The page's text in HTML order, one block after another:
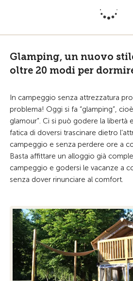
Glamping, un nuovo
oltre 20 modi per
In campeggio senza attrezzatura
problema! Oggi si fa “glamping”,
glamour”. Ci si può godere la libertà
fatica di doversi trascinare dietro
campeggio e senza perdere ore a
Basta affittare un alloggio già
campeggio e godersi le vacanze a
senza dover rinunciare al comfort.